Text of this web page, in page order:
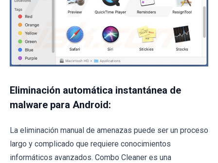
Eliminación automática instantánea de
malware para Android:
La eliminación manual de amenazas puede ser un proceso
largo y complicado que requiere conocimientos
informáticos avanzados. Combo Cleaner es una